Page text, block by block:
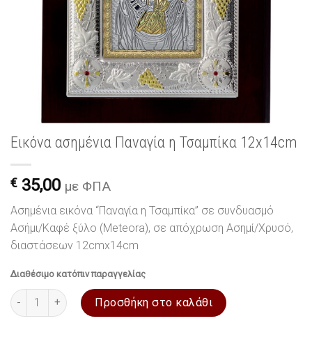
Εικόνα ασημένια Παναγία η Τσαμπίκα 12x14cm
€ 35,00 με ΦΠΑ
Ασημένια εικόνα “Παναγία η Τσαμπίκα” σε συνδυασμό
Ασήμι/Καφέ ξύλο (Meteora), σε απόχρωση Ασημί/Χρυσό,
διαστάσεων 12cmx14cm
Διαθέσιμο κατόπιν παραγγελίας
Εικόνα ασημένια Παναγία η Τσαμπίκα 12x14cm ποσότητα
Προσθήκη στο καλάθι